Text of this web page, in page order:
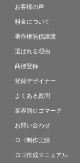
お客様の声
料金について
著作権無償譲渡
選ばれる理由
商標登録
登録デザイナー
よくある質問
業界別ロゴマーク
お問い合わせ
ロゴ制作実績
ロゴ作成マニュアル